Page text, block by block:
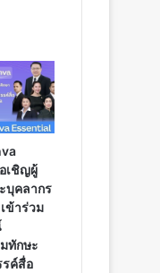
เชิญผู้
บุคลากร
ข้าร่วม
ทักษะ
รค์สื่อ